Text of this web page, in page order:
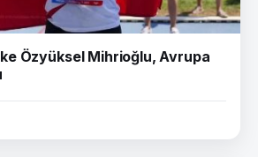
Özyüksel Mihrioğlu, Avrupa